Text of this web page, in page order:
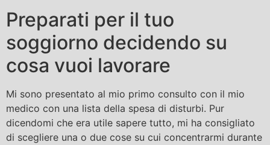
Preparati per il tuo
soggiorno decidendo su
cosa vuoi lavorare
Mi sono presentato al mio primo consulto con il mio
medico con una lista della spesa di disturbi. Pur
dicendomi che era utile sapere tutto, mi ha consigliato
di scegliere una o due cose su cui concentrarmi durante